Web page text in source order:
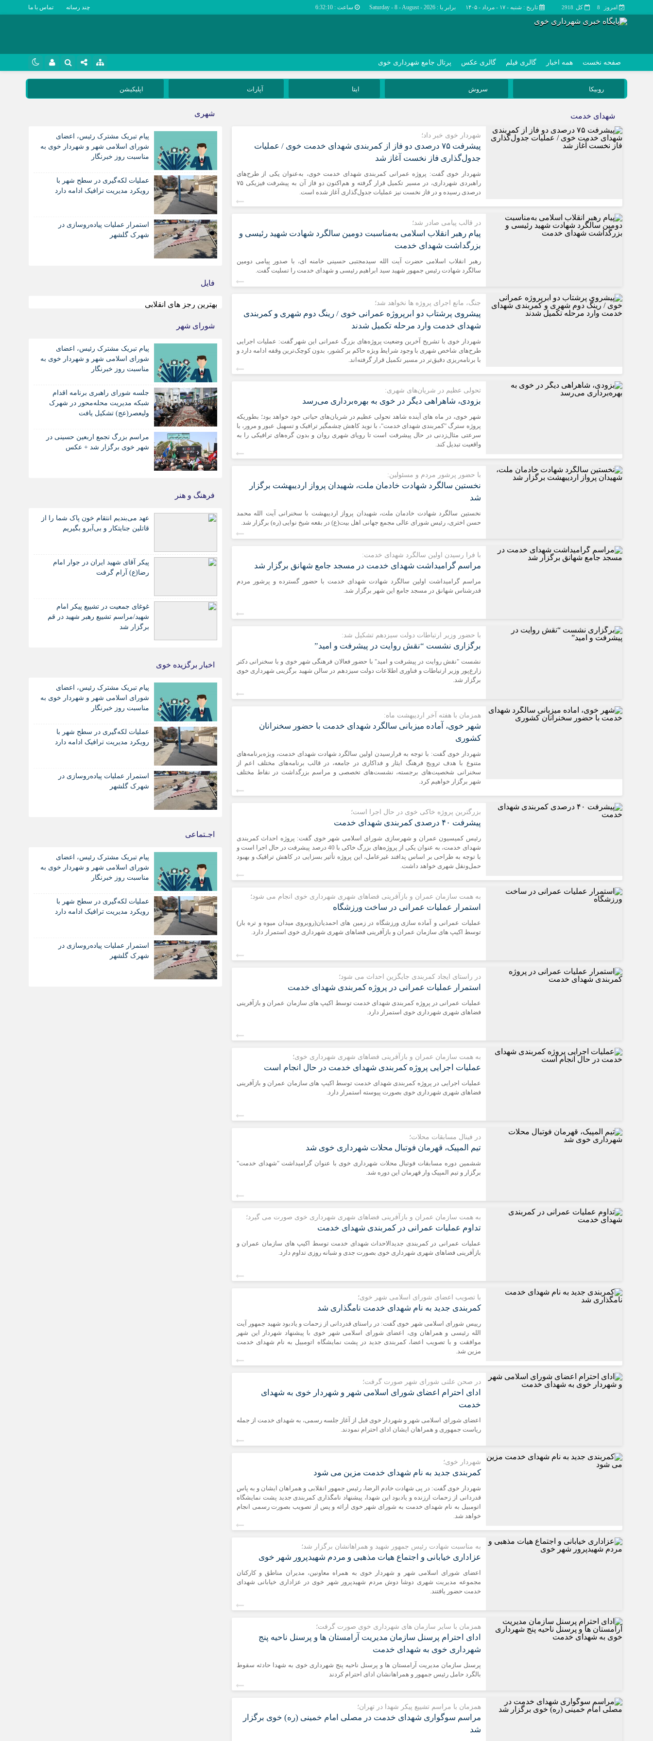
کل 2918 امروز 8 تاریخ : شنبه - ۱۷ - مرداد - ۱۴۰۵ برابر با : Saturday - 8 - August - 2026 ساعت : 6:32:11 چند رسانه تماس با ما
صفحه نخست همه اخبار گالری فیلم گالری عکس پرتال جامع شهرداری خوی
روبیکا
سروش
آپارات
اپلیکیشن
نام کاربری یا نشانی ایمیل
رمز عبور
مرا به خاطر بسپار
چند رسانه
گالری فیلم
گالری عکس
تماس با ما
روبیکا سروش ایتا آپارات اپلیکیشن
شهدای خدمت
شهردار خوی خبر داد؛
پیشرفت ۷۵ درصدی دو فاز از کمربندی شهدای خدمت خوی / عملیات
جدول‌گذاری فاز نخست آغاز شد
شهردار خوی گفت: پروژه عمرانی کمربندی شهدای خدمت خوی، به‌عنوان یکی از طرح‌های
راهبردی شهرداری، در مسیر تکمیل قرار گرفته و هم‌اکنون دو فاز آن به پیشرفت فیزیکی ۷۵
درصدی رسیده و در فاز نخست نیز عملیات جدول‌گذاری آغاز شده است.
در قالب پیامی صادر شد؛
پیام رهبر انقلاب اسلامی به‌مناسبت دومین سالگرد شهادت شهید رئیسی و
بزرگداشت شهدای خدمت
رهبر انقلاب اسلامی حضرت آیت الله سیدمجتبی حسینی خامنه ای، با صدور پیامی دومین
سالگرد شهادت رئیس جمهور شهید سید ابراهیم رئیسی و شهدای خدمت را تسلیت گفت.
جنگ، مانع اجرای پروژه ها نخواهد شد؛
پیشروی پرشتاب دو ابرپروژه عمرانی خوی / رینگ دوم شهری و کمربندی
شهدای خدمت وارد مرحله تکمیل شدند
شهردار خوی با تشریح آخرین وضعیت پروژه‌های بزرگ عمرانی این شهر گفت: عملیات اجرایی
طرح‌های شاخص شهری با وجود شرایط ویژه حاکم بر کشور، بدون کوچک‌ترین وقفه ادامه دارد و
با برنامه‌ریزی دقیق‌تر در مسیر تکمیل قرار گرفته‌اند.
تحولی عظیم در شریان‌های شهری:
بزودی، شاهراهی دیگر در خوی به بهره‌برداری می‌رسد
شهر خوی، در ماه های آینده شاهد تحولی عظیم در شریان‌های حیاتی خود خواهد بود؛ بطوریکه
پروژه سترگ "کمربندی شهدای خدمت"، با نوید کاهش چشمگیر ترافیک و تسهیل عبور و مرور، با
سرعتی مثال‌زدنی در حال پیشرفت است تا رویای شهری روان و بدون گره‌های ترافیکی را به
واقعیت تبدیل کند.
با حضور پرشور مردم و مسئولین:
نخستین سالگرد شهادت خادمان ملت، شهیدان پرواز اردیبهشت برگزار
شد
نخستین سالگرد شهادت خادمان ملت، شهیدان پرواز اردیبهشت با سخنرانی آیت الله محمد
حسن اختری، رئیس شورای عالی مجمع جهانی اهل بیت(ع) در بقعه شیخ نوایی (ره) برگزار شد.
با فرا رسیدن اولین سالگرد شهدای خدمت:
مراسم گرامیداشت شهدای خدمت در مسجد جامع شهانق برگزار شد
مراسم گرامیداشت اولین سالگرد شهادت شهدای خدمت با حضور گسترده و پرشور مردم
قدرشناس شهانق در مسجد جامع این شهر برگزار شد.
با حضور وزیر ارتباطات دولت سیزدهم تشکیل شد:
برگزاری نشست “نقش روایت در پیشرفت و امید”
نشست "نقش روایت در پیشرفت و امید" با حضور فعالان فرهنگی شهر خوی و با سخنرانی دکتر
زارع‌پور وزیر ارتباطات و فناوری اطلاعات دولت سیزدهم در سالن شهید برگزینی شهرداری خوی
برگزار شد.
همزمان با هفته آخر اردیبهشت ماه:
شهر خوی، آماده میزبانی سالگرد شهدای خدمت با حضور سخنرانان
کشوری
شهردار خوی گفت: با توجه به فرارسیدن اولین سالگرد شهادت شهدای خدمت، ویژه‌برنامه‌های
متنوع با هدف ترویج فرهنگ ایثار و فداکاری در جامعه، در قالب برنامه‌های مختلف اعم از
سخنرانی شخصیت‌های برجسته، نشست‌های تخصصی و مراسم بزرگداشت در نقاط مختلف
شهر برگزار خواهیم کرد.
بزرگترین پروژه خاکی خوی در حال اجرا است؛
پیشرفت ۴۰ درصدی کمربندی شهدای خدمت
رئیس کمیسیون عمران و شهرسازی شورای اسلامی شهر خوی گفت: پروژه احداث کمربندی
شهدای خدمت، به عنوان یکی از پروژه‌های بزرگ خاکی با 40 درصد پیشرفت در حال اجرا است و
با توجه به طراحی بر اساس پدافند غیرعامل، این پروژه تأثیر بسزایی در کاهش ترافیک و بهبود
حمل‌ونقل شهری خواهد داشت.
به همت سازمان عمران و بازآفرینی فضاهای شهری شهرداری خوی انجام می شود؛
استمرار عملیات عمرانی در ساخت ورزشگاه
عملیات عمرانی و آماده سازی ورزشگاه در زمین های احمدیان(روبروی میدان میوه و تره بار)
توسط اکیپ های سازمان عمران و بازآفرینی فضاهای شهری شهرداری خوی استمرار دارد.
در راستای ایجاد کمربندی جایگزین احداث می شود؛
استمرار عملیات عمرانی در پروژه کمربندی شهدای خدمت
عملیات عمرانی در پروژه کمربندی شهدای خدمت توسط اکیپ های سازمان عمران و بازآفرینی
فضاهای شهری شهرداری خوی استمرار دارد.
به همت سازمان عمران و بازآفرینی فضاهای شهری شهرداری خوی؛
عملیات اجرایی پروژه کمربندی شهدای خدمت در حال انجام است
عملیات اجرایی در پروژه کمربندی شهدای خدمت توسط اکیپ های سازمان عمران و بازآفرینی
فضاهای شهری شهرداری خوی بصورت پیوسته استمرار دارد.
در فینال مسابقات محلات؛
تیم المپیک، قهرمان فوتبال محلات شهرداری خوی شد
ششمین دوره مسابقات فوتبال محلات شهرداری خوی با عنوان گرامیداشت "شهدای خدمت"
برگزار و تیم المپیک وار قهرمان این دوره شد.
به همت سازمان عمران و بازآفرینی فضاهای شهری شهرداری خوی صورت می گیرد؛
تداوم عملیات عمرانی در کمربندی شهدای خدمت
عملیات عمرانی در کمربندی جدیدالاحداث شهدای خدمت توسط اکیپ های سازمان عمران و
بازآفرینی فضاهای شهری شهرداری خوی بصورت جدی و شبانه روزی تداوم دارد.
با تصویب اعضای شورای اسلامی شهر خوی؛
کمربندی جدید به نام شهدای خدمت نامگذاری شد
رییس شورای اسلامی شهر خوی گفت: در راستای قدردانی از زحمات و یادبود شهید جمهور آیت
الله رئیسی و همراهان وی، اعضای شورای اسلامی شهر خوی با پیشنهاد شهردار این شهر
موافقت و با تصویب اعضا، کمربندی جدید در پشت نمایشگاه اتومبیل به نام شهدای خدمت
مزین شد.
در صحن علنی شورای شهر صورت گرفت؛
ادای احترام اعضای شورای اسلامی شهر و شهردار خوی به شهدای
خدمت
اعضای شورای اسلامی شهر و شهردار خوی قبل از آغاز جلسه رسمی، به شهدای خدمت از جمله
ریاست جمهوری و همراهان ایشان ادای احترام نمودند.
شهردار خوی؛
کمربندی جدید به نام شهدای خدمت مزین می شود
شهردار خوی گفت: در پی شهادت خادم الرضا، رئیس جمهور انقلابی و همراهان ایشان و به پاس
قدردانی از زحمات ارزنده و یادبود این شهدا، پیشنهاد نامگذاری کمربندی جدید پشت نمایشگاه
اتومبیل به نام شهدای خدمت به شورای شهر خوی ارائه و پس از تصویب بصورت رسمی انجام
خواهد شد.
به مناسبت شهادت رئیس جمهور شهید و همراهانشان برگزار شد؛
عزاداری خیابانی و اجتماع هیات مذهبی و مردم شهیدپرور شهر خوی
اعضای شورای اسلامی شهر و شهردار خوی به همراه معاونین، مدیران مناطق و کارکنان
مجموعه مدیریت شهری دوشا دوش مردم شهیدپرور شهر خوی در عزاداری خیابانی شهدای
خدمت حضور یافتند.
همزمان با سایر سازمان های شهرداری خوی صورت گرفت؛
ادای احترام پرسنل سازمان مدیریت آرامستان ها و پرسنل ناحیه پنج
شهرداری خوی به شهدای خدمت
پرسنل سازمان مدیریت آرامستان ها و پرسنل ناحیه پنج شهرداری خوی به شهدا حادثه سقوط
بالگرد حامل رئیس جمهور و همراهانشان ادای احترام کردند
همزمان با مراسم تشییع پیکر شهدا در تهران؛
مراسم سوگواری شهدای خدمت در مصلی امام خمینی (ره) خوی برگزار
شد
شهری
پیام تبریک مشترک رئیس، اعضای
شورای اسلامی شهر و شهردار خوی به
مناسبت روز خبرنگار
عملیات لکه‌گیری در سطح شهر با
رویکرد مدیریت ترافیک ادامه دارد
استمرار عملیات پیاده‌روسازی در
شهرک گلشهر
فایل
بهترین رجز های انقلابی
شورای شهر
پیام تبریک مشترک رئیس، اعضای
شورای اسلامی شهر و شهردار خوی به
مناسبت روز خبرنگار
جلسه شورای راهبری برنامه اقدام
شبکه مدیریت محله‌محور در شهرک
ولیعصر(عج) تشکیل یافت
مراسم بزرگ تجمع اربعین حسینی در
شهر خوی برگزار شد + عکس
فرهنگ و هنر
عهد می‌بندیم انتقام خون پاک شما را از
قاتلین جنایتکار و بی‌آبرو بگیریم
پیکر آقای شهید ایران در جوار امام
رضا(ع) آرام گرفت
غوغای جمعیت در تشییع پیکر امام
شهید/مراسم تشییع رهبر شهید در قم
برگزار شد
اخبار برگزیده خوی
پیام تبریک مشترک رئیس، اعضای
شورای اسلامی شهر و شهردار خوی به
مناسبت روز خبرنگار
عملیات لکه‌گیری در سطح شهر با
رویکرد مدیریت ترافیک ادامه دارد
استمرار عملیات پیاده‌روسازی در
شهرک گلشهر
اجـتماعی
پیام تبریک مشترک رئیس، اعضای
شورای اسلامی شهر و شهردار خوی به
مناسبت روز خبرنگار
عملیات لکه‌گیری در سطح شهر با
رویکرد مدیریت ترافیک ادامه دارد
استمرار عملیات پیاده‌روسازی در
شهرک گلشهر